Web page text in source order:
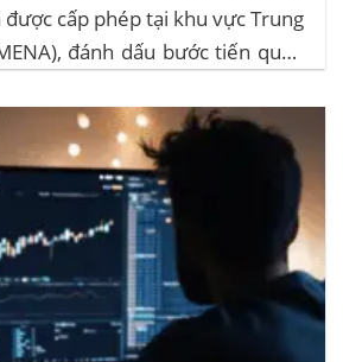
cấp phép tại khu vực Trung
đánh dấu bước tiến quan
sản. Dự án này là...